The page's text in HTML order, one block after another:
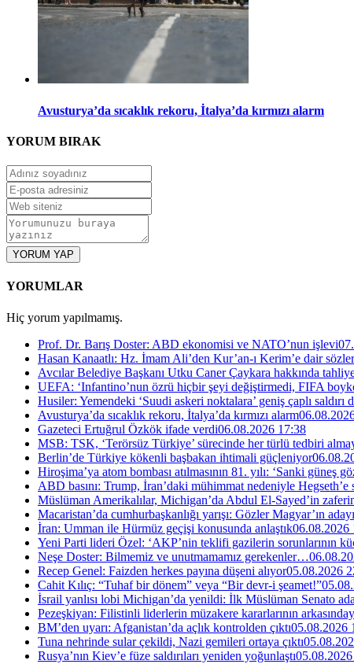
Avusturya’da sıcaklık rekoru, İtalya’da kırmızı alarm
YORUM BIRAK
YORUM YAP
YORUMLAR
Hiç yorum yapılmamış.
Prof. Dr. Barış Doster: ABD ekonomisi ve NATO’nun işlevi
Hasan Kanaatlı: Hz. İmam Ali’den Kur’an-ı Kerim’e dair
Avcılar Belediye Başkanı Utku Caner Çaykara hakkında
UEFA: ‘Infantino’nun özrü hiçbir şeyi değiştirmedi, FIFA
Husiler: Yemendeki ‘Suudi askeri noktalara’ geniş çaplı saldırı
Avusturya’da sıcaklık rekoru, İtalya’da kırmızı alarm
Gazeteci Ertuğrul Özkök ifade verdi06.08.2026 17:38
MSB: TSK, ‘Terörsüz Türkiye’ sürecinde her türlü tedbiri
Berlin’de Türkiye kökenli başbakan ihtimali güçleniyor
Hiroşima’ya atom bombası atılmasının 81. yılı: ‘Sanki güneş
ABD basını: Trump, İran’daki mühimmat nedeniyle Hegseth’e
Müslüman Amerikalılar, Michigan’da Abdul El-Sayed’in
Macaristan’da cumhurbaşkanlığı yarışı: Gözler Magyar’ın
İran: Umman ile Hürmüz geçişi konusunda anlaştık06.08.2026
Yeni Parti lideri Özel: ‘AKP’nin teklifi gazilerin sorunlarının
Neşe Doster: Bilmemiz ve unutmamamız gerekenler…
Recep Genel: Faizden herkes payına düşeni alıyor05.08.2026
Cahit Kılıç: “Tuhaf bir dönem” veya “Bir devr-i şeamet!”
İsrail yanlısı lobi Michigan’da yenildi: İlk Müslüman Senato
Pezeşkiyan: Filistinli liderlerin müzakere kararlarının
BM’den uyarı: Afganistan’da açlık kontrolden çıktı05.08.2026
Tuna nehrinde sular çekildi, Nazi gemileri ortaya çıktı
Rusya’nın Kiev’e füze saldırıları yeniden yoğunlaştı